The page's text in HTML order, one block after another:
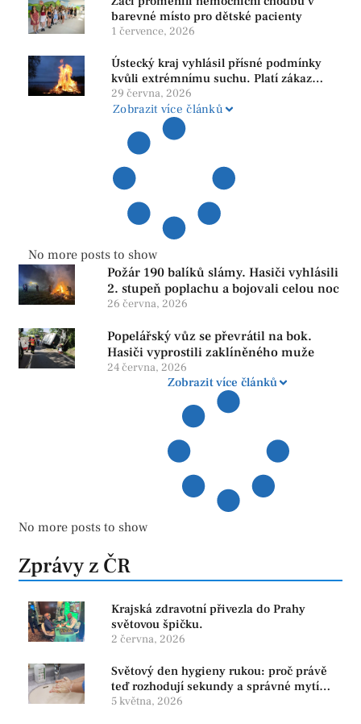
barevné místo pro dětské pacienty
1 července, 2026
Ústecký kraj vyhlásil přísné podmínky
kvůli extrémnímu suchu. Platí zákaz
ohňů i pyrotechniky
29 června, 2026
Zobrazit více článků
No more posts to show
Požár 190 balíků slámy. Hasiči vyhlásili
2. stupeň poplachu a bojovali celou noc
26 června, 2026
Popelářský vůz se převrátil na bok.
Hasiči vyprostili zaklíněného muže
24 června, 2026
Zobrazit více článků
No more posts to show
Zprávy z ČR
Krajská zdravotní přivezla do Prahy
světovou špičku.
2 června, 2026
Světový den hygieny rukou: proč právě
teď rozhodují sekundy a správné mytí
rukou
5 května, 2026